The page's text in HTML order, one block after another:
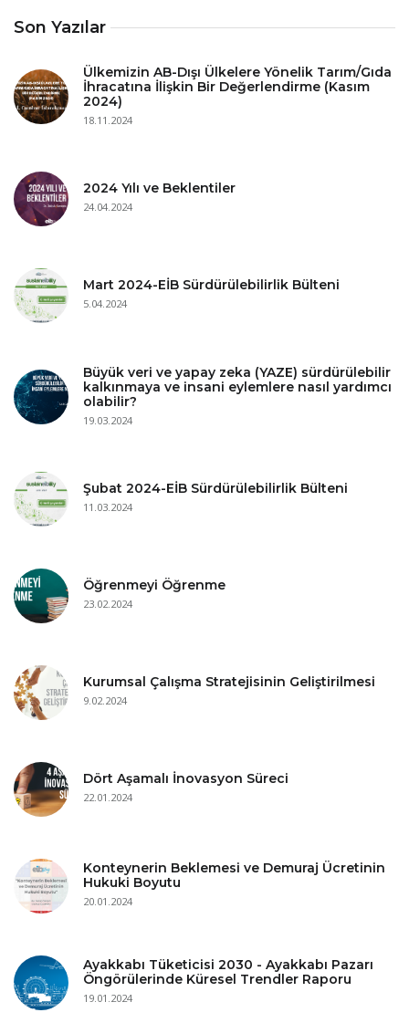
Son Yazılar
Ülkemizin AB-Dışı Ülkelere Yönelik Tarım/Gıda
İhracatına İlişkin Bir Değerlendirme (Kasım
2024)
18.11.2024
2024 Yılı ve Beklentiler
24.04.2024
Mart 2024-EİB Sürdürülebilirlik Bülteni
5.04.2024
Büyük veri ve yapay zeka (YAZE) sürdürülebilir
kalkınmaya ve insani eylemlere nasıl yardımcı
olabilir?
19.03.2024
Şubat 2024-EİB Sürdürülebilirlik Bülteni
11.03.2024
Öğrenmeyi Öğrenme
23.02.2024
Kurumsal Çalışma Stratejisinin Geliştirilmesi
9.02.2024
Dört Aşamalı İnovasyon Süreci
22.01.2024
Konteynerin Beklemesi ve Demuraj Ücretinin
Hukuki Boyutu
20.01.2024
Ayakkabı Tüketicisi 2030 - Ayakkabı Pazarı
Öngörülerinde Küresel Trendler Raporu
19.01.2024